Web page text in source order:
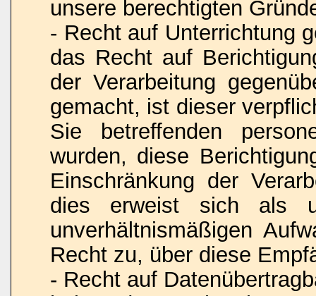
unsere berechtigten
- Recht auf Unterrichtung
das Recht auf
der Verarbeitung
gemacht, ist dieser
Sie betreffenden
wurden, diese
Einschränkung der
dies erweist sich als
unverhältnismäßigen
Recht zu, über diese
- Recht auf